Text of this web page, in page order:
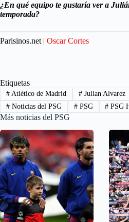
¿En qué equipo te gustaría ver a
temporada?
Parisinos.net | Oscar Cortes
Etiquetas
#Atlético de Madrid #Julian Alvarez
#Noticias del PSG #PSG # PSG
Más noticias del PSG